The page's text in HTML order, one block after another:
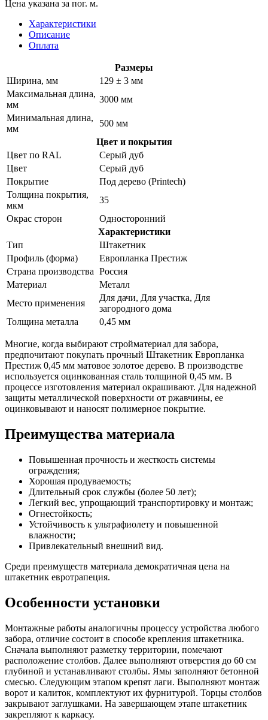
Цена указана за пог. м.
Характеристики
Описание
Оплата
Размеры
Ширина, мм
129 ± 3 мм
Максимальная длина,
мм
3000 мм
Минимальная длина,
мм
500 мм
Цвет и покрытия
Цвет по RAL
Серый дуб
Цвет
Серый дуб
Покрытие
Под дерево (Printech)
Толщина покрытия,
мкм
35
Окрас сторон
Односторонний
Характеристики
Тип
Штакетник
Профиль (форма)
Европланка Престиж
Страна производства Россия
Материал
Металл
Место применения
Для дачи, Для участка, Для
загородного дома
Толщина металла
0,45 мм
Многие, когда выбирают стройматериал для забора,
предпочитают покупать прочный Штакетник Европланка
Престиж 0,45 мм матовое золотое дерево. В производстве
используется оцинкованная сталь толщиной 0,45 мм. В
процессе изготовления материал окрашивают. Для надежной
защиты металлической поверхности от ржавчины, ее
оцинковывают и наносят полимерное покрытие.
Преимущества материала
Повышенная прочность и жесткость системы
ограждения;
Хорошая продуваемость;
Длительный срок службы (более 50 лет);
Легкий вес, упрощающий транспортировку и монтаж;
Огнестойкость;
Устойчивость к ультрафиолету и повышенной
влажности;
Привлекательный внешний вид.
Среди преимуществ материала демократичная цена на
штакетник евротрапеция.
Особенности установки
Монтажные работы аналогичны процессу устройства любого
забора, отличие состоит в способе крепления штакетника.
Сначала выполняют разметку территории, помечают
расположение столбов. Далее выполняют отверстия до 60 см
глубиной и устанавливают столбы. Ямы заполняют бетонной
смесью. Следующим этапом крепят лаги. Выполняют монтаж
ворот и калиток, комплектуют их фурнитурой. Торцы столбов
закрывают заглушками. На завершающем этапе штакетник
закрепляют к каркасу.